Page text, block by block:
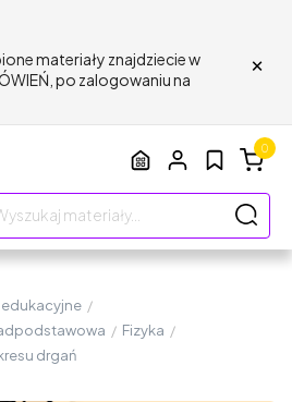
materiały znajdziecie w
po zalogowaniu na
×
0
edukacyjne /
/ Fizyka /
drgań